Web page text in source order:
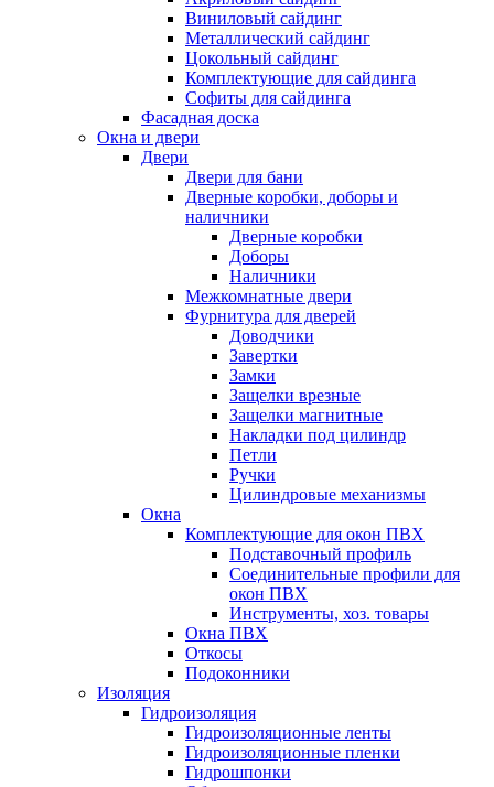
Виниловый сайдинг
Металлический сайдинг
Цокольный сайдинг
Комплектующие для сайдинга
Софиты для сайдинга
Фасадная доска
Окна и двери
Двери
Двери для бани
Дверные коробки, доборы и
наличники
Дверные коробки
Доборы
Наличники
Межкомнатные двери
Фурнитура для дверей
Доводчики
Завертки
Замки
Защелки врезные
Защелки магнитные
Накладки под цилиндр
Петли
Ручки
Цилиндровые механизмы
Окна
Комплектующие для окон ПВХ
Подставочный профиль
Соединительные профили для
окон ПВХ
Инструменты, хоз. товары
Окна ПВХ
Откосы
Подоконники
Изоляция
Гидроизоляция
Гидроизоляционные ленты
Гидроизоляционные пленки
Гидрошпонки